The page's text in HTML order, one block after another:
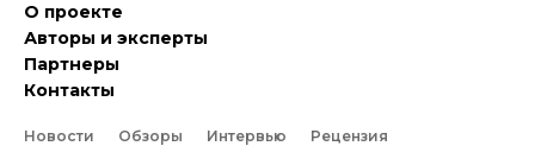
О проекте
Авторы и эксперты
Партнеры
Контакты
Новости Обзоры Интервью
Рецензия